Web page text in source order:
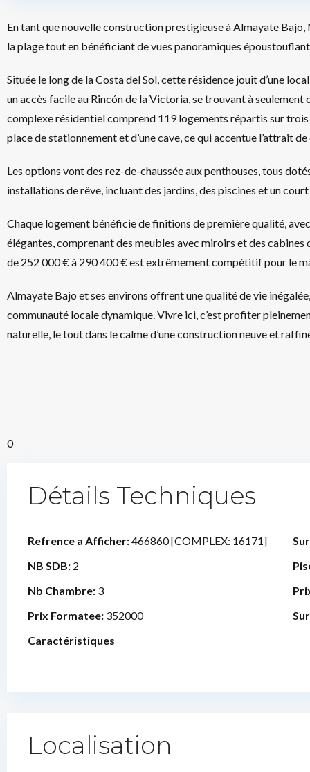
En tant que nouvelle construction prestigieuse à Almayate
la plage tout en bénéficiant de vues panoramiques
Située le long de la Costa del Sol, cette résidence jouit d’une
un accès facile au Rincón de la Victoria, se trouvant à
complexe résidentiel comprend 119 logements répartis sur
place de stationnement et d’une cave, ce qui accentue l’attrait
Les options vont des rez-de-chaussée aux penthouses, tous
installations de rêve, incluant des jardins, des piscines et un
Chaque logement bénéficie de finitions de première qualité,
élégantes, comprenant des meubles avec miroirs et des
de 252 000 € à 290 400 € est extrêmement compétitif pour le
Almayate Bajo et ses environs offrent une qualité de vie
communauté locale dynamique. Vivre ici, c’est profiter
naturelle, le tout dans le calme d’une construction neuve et
0
Détails Techniques
Refrence a Afficher:466860 [COMPLEX: 16171]
NB SDB: 2
Nb Chambre: 3
Prix Formatee: 352000
Caractéristiques
Localisation